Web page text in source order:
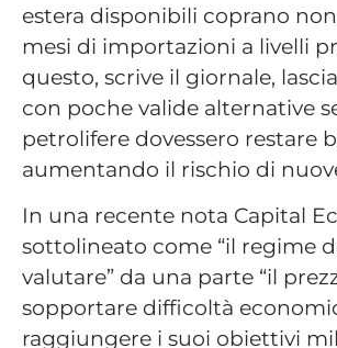
estera disponibili coprano
mesi di importazioni a livelli
questo, scrive il giornale,
con poche valide alternative
petrolifere dovessero restare
aumentando il rischio di
In una recente nota Capital
sottolineato come “il regime
valutare” da una parte “il
sopportare difficoltà
raggiungere i suoi obiettivi